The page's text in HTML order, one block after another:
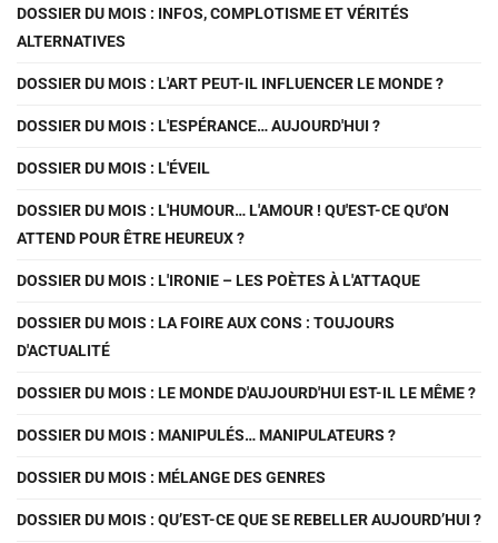
DOSSIER DU MOIS : INFOS, COMPLOTISME ET VÉRITÉS
ALTERNATIVES
DOSSIER DU MOIS : L'ART PEUT-IL INFLUENCER LE MONDE ?
DOSSIER DU MOIS : L'ESPÉRANCE… AUJOURD'HUI ?
DOSSIER DU MOIS : L'ÉVEIL
DOSSIER DU MOIS : L'HUMOUR… L'AMOUR ! QU'EST-CE QU'ON
ATTEND POUR ÊTRE HEUREUX ?
DOSSIER DU MOIS : L'IRONIE – LES POÈTES À L'ATTAQUE
DOSSIER DU MOIS : LA FOIRE AUX CONS : TOUJOURS
D'ACTUALITÉ
DOSSIER DU MOIS : LE MONDE D'AUJOURD'HUI EST-IL LE MÊME ?
DOSSIER DU MOIS : MANIPULÉS… MANIPULATEURS ?
DOSSIER DU MOIS : MÉLANGE DES GENRES
DOSSIER DU MOIS : QU’EST-CE QUE SE REBELLER AUJOURD’HUI ?